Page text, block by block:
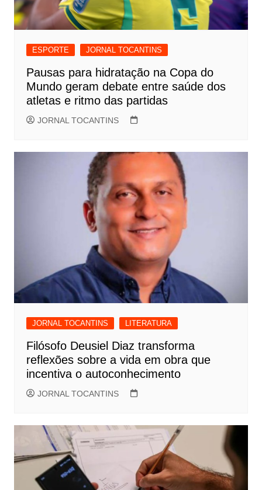
ESPORTE JORNAL TOCANTINS
Pausas para hidratação na Copa do
Mundo geram debate entre saúde dos
atletas e ritmo das partidas
JORNAL TOCANTINS
JORNAL TOCANTINS LITERATURA
Filósofo Deusiel Diaz transforma
reflexões sobre a vida em obra que
incentiva o autoconhecimento
JORNAL TOCANTINS